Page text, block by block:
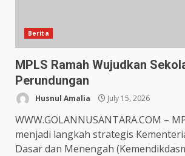
Berita
MPLS Ramah Wujudkan
Perundungan
Husnul Amalia July 15, 2026
WWW.GOLANNUSANTARA.COM –
menjadi langkah strategis
Dasar dan Menengah